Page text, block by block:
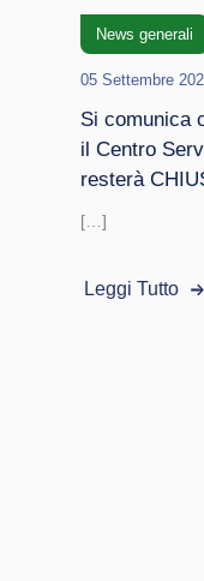
News generali
05 Settembre
Si comunica
il Centro
resterà
[…]
Leggi Tutto